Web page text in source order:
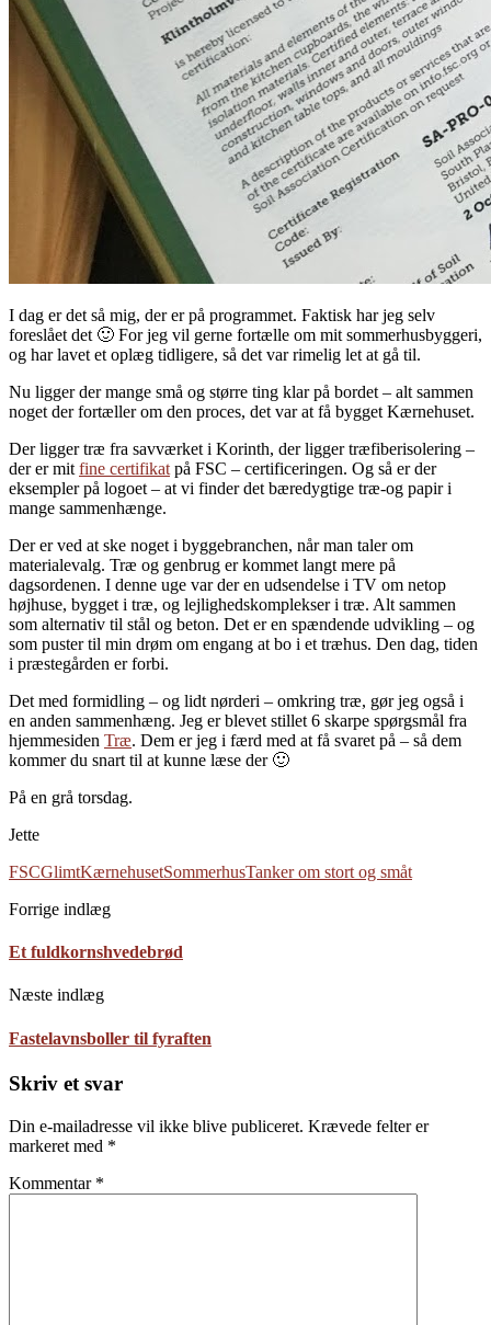
I dag er det så mig, der er på programmet. Faktisk har jeg selv
foreslået det 🙂 For jeg vil gerne fortælle om mit sommerhusbyggeri,
og har lavet et oplæg tidligere, så det var rimelig let at gå til.
Nu ligger der mange små og større ting klar på bordet – alt sammen
noget der fortæller om den proces, det var at få bygget Kærnehuset.
Der ligger træ fra savværket i Korinth, der ligger træfiberisolering –
der er mit fine certifikat på FSC – certificeringen. Og så er der
eksempler på logoet – at vi finder det bæredygtige træ-og papir i
mange sammenhænge.
Der er ved at ske noget i byggebranchen, når man taler om
materialevalg. Træ og genbrug er kommet langt mere på
dagsordenen. I denne uge var der en udsendelse i TV om netop
højhuse, bygget i træ, og lejlighedskomplekser i træ. Alt sammen
som alternativ til stål og beton. Det er en spændende udvikling – og
som puster til min drøm om engang at bo i et træhus. Den dag, tiden
i præstegården er forbi.
Det med formidling – og lidt nørderi – omkring træ, gør jeg også i
en anden sammenhæng. Jeg er blevet stillet 6 skarpe spørgsmål fra
hjemmesiden Træ. Dem er jeg i færd med at få svaret på – så dem
kommer du snart til at kunne læse der 🙂
På en grå torsdag.
Jette
FSCGlimtKærnehusetSommerhusTanker om stort og småt
Forrige indlæg
Et fuldkornshvedebrød
Næste indlæg
Fastelavnsboller til fyraften
Skriv et svar
Din e-mailadresse vil ikke blive publiceret. Krævede felter er
markeret med *
Kommentar *